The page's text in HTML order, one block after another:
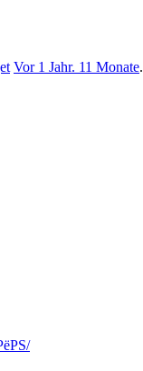
Vor 1 Jahr. 11 Monate.